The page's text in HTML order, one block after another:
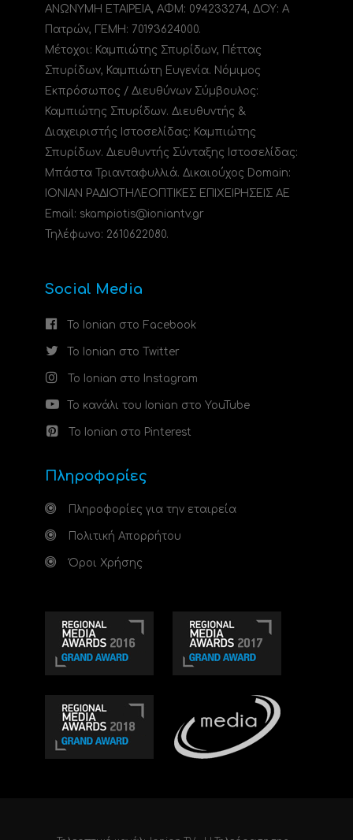
ΑΝΩΝΥΜΗ ΕΤΑΙΡΕΙΑ, ΑΦΜ: 094233274, ΔΟΥ: A
Πατρών, ΓΕΜΗ: 70193624000.
Μέτοχοι: Καμπιώτης Σπυρίδων, Πέττας
Σπυρίδων, Καμπιώτη Ευγενία. Νόμιμος
Εκπρόσωπος / Διευθύνων Σύμβουλος:
Καμπιώτης Σπυρίδων. Διευθυντής &
Διαχειριστής Ιστοσελίδας: Καμπιώτης
Σπυρίδων. Διευθυντής Σύνταξης Ιστοσελίδας:
Μπάστα Τριανταφυλλιά. Δικαιούχος Domain:
ΙΟΝΙΑΝ ΡΑΔΙΟΤΗΛΕΟΠΤΙΚΕΣ ΕΠΙΧΕΙΡΗΣΕΙΣ ΑΕ
Email: skampiotis@ioniantv.gr
Τηλέφωνο: 2610622080.
Social Media
Το Ionian στο Facebook
Το Ionian στο Twitter
Το Ionian στο Instagram
Το κανάλι του Ionian στο YouTube
Το Ionian στο Pinterest
Πληροφορίες
Πληροφορίες για την εταιρεία
Πολιτική Απορρήτου
Όροι Χρήσης